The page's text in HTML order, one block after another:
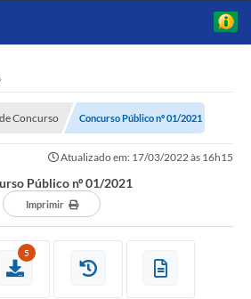
Concurso Concurso Público nº 01/2021
Atualizado em: 17/03/2022 às 16h15
Público nº 01/2021
Imprimir
5